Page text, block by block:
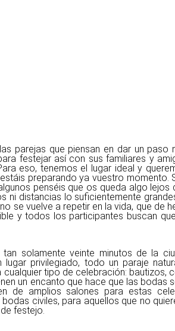
parejas que piensan en dar un paso
festejar así con sus familiares y
eso, tenemos el lugar ideal y
preparando ya vuestro momento.
penséis que os queda algo
ni distancias lo suficientemente
se vuelve a repetir en la vida, que de
y todos los participantes buscan
solamente veinte minutos de la
privilegiado, todo un paraje
tipo de celebración: bautizos,
un encanto que hace que las bodas
de amplios salones para estas
civiles, para aquellos que no
festejo.